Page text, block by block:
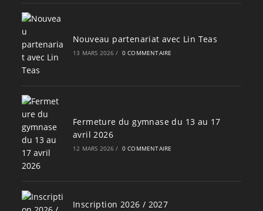
Nouveau partenariat avec Lin Teas
13 MARS 2026 / 0 COMMENTAIRE
Fermeture du gymnase du 13 au 17
avril 2026
12 MARS 2026 / 0 COMMENTAIRE
Inscription 2026 / 2027